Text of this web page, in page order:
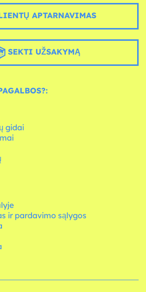
APTARNAVIMAS
SEKTI UŽSAKYMĄ
gidai
ir pardavimo sąlygos